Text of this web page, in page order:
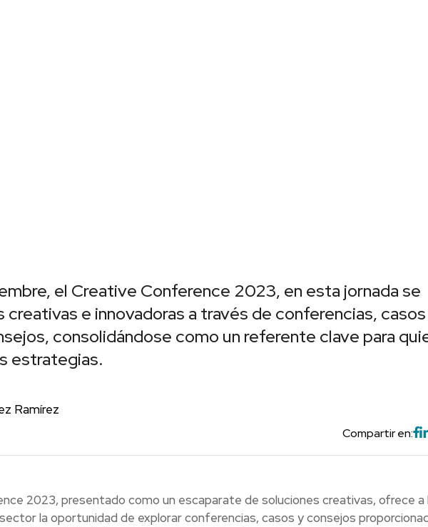
el Creative Conference 2023, en esta jornada se
e innovadoras a través de conferencias,
consolidándose como un referente clave para
estrategias.
Ramírez
Compartir en:
2023, presentado como un escaparate de soluciones creativas, ofrece a
la oportunidad de explorar conferencias, casos y consejos